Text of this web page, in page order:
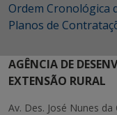
Ordem Cronológica
Planos de
AGÊNCIA DE
EXTENSÃO RURAL
Av. Des. José Nunes